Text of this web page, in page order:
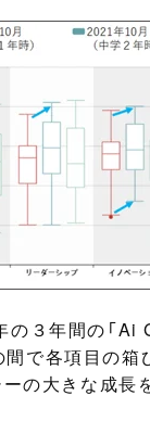
３年間の「Ai
間で各項目の箱
の大きな成長